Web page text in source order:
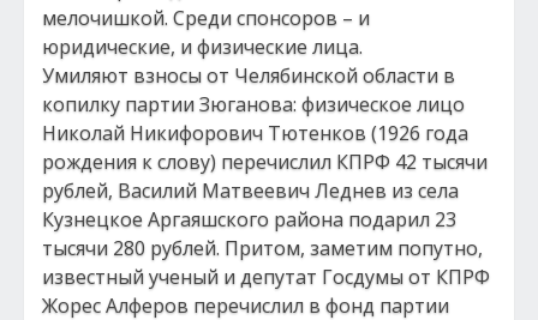
мелочишкой. Среди спонсоров – и
юридические, и физические лица.
Умиляют взносы от Челябинской области в
копилку партии Зюганова: физическое лицо
Николай Никифорович Тютенков (1926 года
рождения к слову) перечислил КПРФ 42 тысячи
рублей, Василий Матвеевич Леднев из села
Кузнецкое Аргаяшского района подарил 23
тысячи 280 рублей. Притом, заметим попутно,
известный ученый и депутат Госдумы от КПРФ
Жорес Алферов перечислил в фонд партии